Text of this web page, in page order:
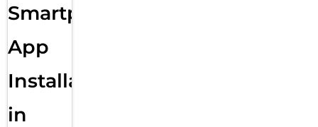
Smartphone
App
Installation
in